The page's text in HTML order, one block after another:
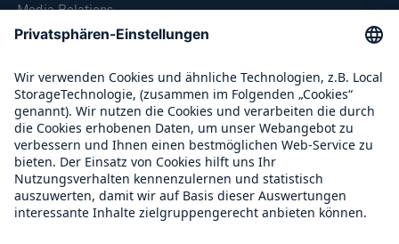
Media Relations
Compliance
Über Munich Re
Munich Re Weltweit
Rückversicherung Leben/Gesundheit
MIRA Digital Suite